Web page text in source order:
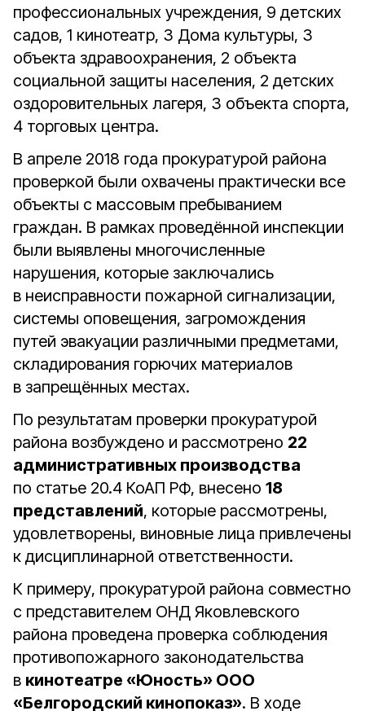
профессиональных учреждения, 9 детских
садов, 1 кинотеатр, 3 Дома культуры, 3
объекта здравоохранения, 2 объекта
социальной защиты населения, 2 детских
оздоровительных лагеря, 3 объекта спорта,
4 торговых центра.
В апреле 2018 года прокуратурой района
проверкой были охвачены практически все
объекты с массовым пребыванием
граждан. В рамках проведённой инспекции
были выявлены многочисленные
нарушения, которые заключались
в неисправности пожарной сигнализации,
системы оповещения, загромождения
путей эвакуации различными предметами,
складирования горючих материалов
в запрещённых местах.
По результатам проверки прокуратурой
района возбуждено и рассмотрено 22
административных производства
по статье 20.4 КоАП РФ, внесено 18
представлений, которые рассмотрены,
удовлетворены, виновные лица привлечены
к дисциплинарной ответственности.
К примеру, прокуратурой района совместно
с представителем ОНД Яковлевского
района проведена проверка соблюдения
противопожарного законодательства
в кинотеатре «Юность» ООО
«Белгородский кинопоказ». В ходе